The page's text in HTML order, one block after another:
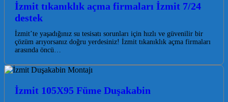
İzmit tıkanıklık açma firmaları İzmit 7/24
destek
İzmit’te yaşadığınız su tesisatı sorunları için hızlı ve güvenilir bir
çözüm arıyorsanız doğru yerdesiniz! İzmit tıkanıklık açma firmaları
arasında öncü…
İzmit 105X95 Füme Duşakabin